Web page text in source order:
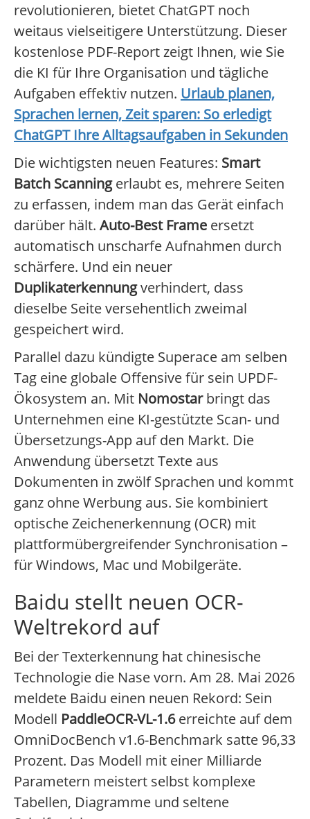
revolutionieren, bietet ChatGPT noch
weitaus vielseitigere Unterstützung. Dieser
kostenlose PDF-Report zeigt Ihnen, wie Sie
die KI für Ihre Organisation und tägliche
Aufgaben effektiv nutzen. Urlaub planen,
Sprachen lernen, Zeit sparen: So erledigt
ChatGPT Ihre Alltagsaufgaben in Sekunden
Die wichtigsten neuen Features: Smart
Batch Scanningerlaubt es, mehrere Seiten
zu erfassen, indem man das Gerät einfach
darüber hält. Auto-Best Frame ersetzt
automatisch unscharfe Aufnahmen durch
schärfere. Und ein neuer
Duplikaterkennungverhindert, dass
dieselbe Seite versehentlich zweimal
gespeichert wird.
Parallel dazu kündigte Superace am selben
Tag eine globale Offensive für sein UPDF-
Ökosystem an. Mit Nomostarbringt das
Unternehmen eine KI-gestützte Scan- und
Übersetzungs-App auf den Markt. Die
Anwendung übersetzt Texte aus
Dokumenten in zwölf Sprachen und kommt
ganz ohne Werbung aus. Sie kombiniert
optische Zeichenerkennung (OCR) mit
plattformübergreifender Synchronisation –
für Windows, Mac und Mobilgeräte.
Baidu stellt neuen OCR-
Weltrekord auf
Bei der Texterkennung hat chinesische
Technologie die Nase vorn. Am 28. Mai 2026
meldete Baidu einen neuen Rekord: Sein
Modell PaddleOCR-VL-1.6erreichte auf dem
OmniDocBench v1.6-Benchmark satte 96,33
Prozent. Das Modell mit einer Milliarde
Parametern meistert selbst komplexe
Tabellen, Diagramme und seltene